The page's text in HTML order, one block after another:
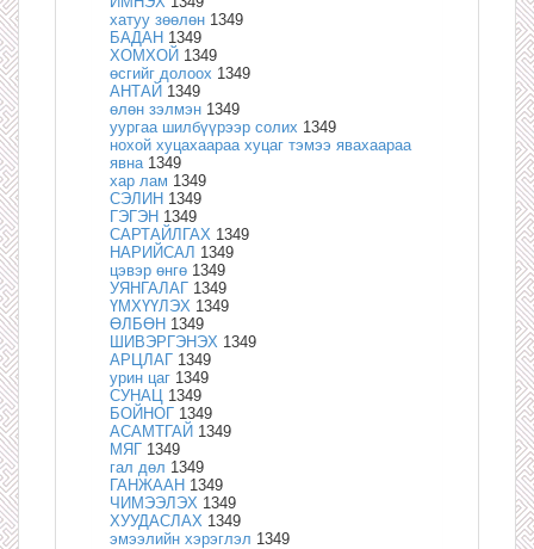
хатуу зөөлөн 1349
БАДАН 1349
ХОМХОЙ 1349
өсгийг долоох 1349
АНТАЙ 1349
өлөн зэлмэн 1349
уургаа шилбүүрээр солих 1349
нохой хуцахаараа хуцаг тэмээ явахаараа
явна 1349
хар лам 1349
СЭЛИН 1349
ГЭГЭН 1349
САРТАЙЛГАХ 1349
НАРИЙСАЛ 1349
цэвэр өнгө 1349
УЯНГАЛАГ 1349
ҮМХҮҮЛЭХ 1349
ӨЛБӨН 1349
ШИВЭРГЭНЭХ 1349
АРЦЛАГ 1349
урин цаг 1349
СУНАЦ 1349
БОЙНОГ 1349
АСАМТГАЙ 1349
МЯГ 1349
гал дөл 1349
ГАНЖААН 1349
ЧИМЭЭЛЭХ 1349
ХУУДАСЛАХ 1349
эмээлийн хэрэглэл 1349